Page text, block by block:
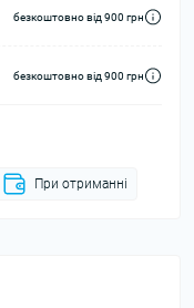
безкоштовно від 900 грн
безкоштовно від 900 грн
При отриманні